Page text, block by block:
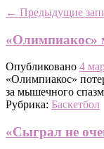
← Предыдущие
«Олимпиакос»
Опубликовано 4
«Олимпиакос»
за мышечного
Рубрика: Баскетбол
«Сыграл не